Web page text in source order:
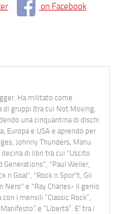
on Facebook
Ha militato come
gruppi (tra cui Not Moving,
una cinquantina di dischi
Europa e USA e aprendo per
Johnny Thunders, Manu
di libri tra cui "Uscito
"Paul Weller,
n Goal", "Rock n Spor"t, Gil
Nero" e "Ray Charles- Il genio
i mensili “Classic Rock”,
e “Libertà”. E' tra i